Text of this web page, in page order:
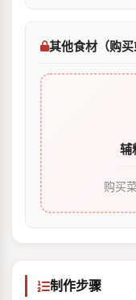
其他食材（购买
辅
购买
制作步骤